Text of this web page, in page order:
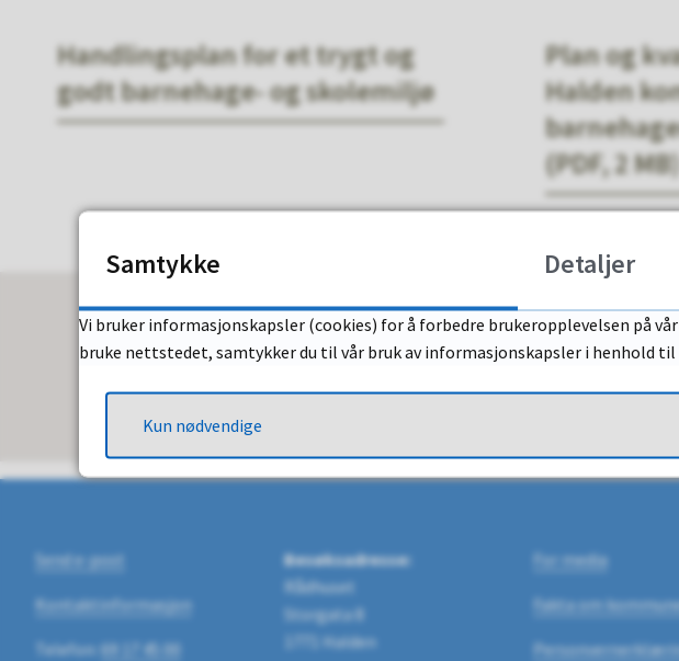
Handlingsplan for et trygt og
godt barnehage- og skolemiljø
Plan og
Halden
(PDF, 2 MB)
Fant du
Send e-post
Kontaktinformasjon
Telefon: 69 17 45 00
Besøksadresse:
Rådhuset
Storgata 8
1771 Halden
For media
Fakta om
Samtykke Detaljer
Vi bruker informasjonskapsler (cookies) for å forbedre brukeropplevelsen på
bruke nettstedet, samtykker du til vår bruk av informasjonskapsler i henhold
Kun nødvendige